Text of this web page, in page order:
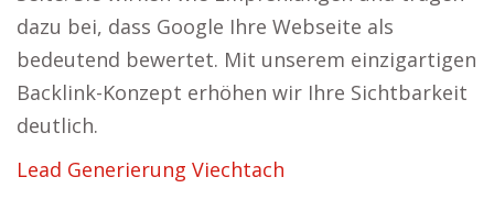
dazu bei, dass Google Ihre Webseite als
bedeutend bewertet. Mit unserem einzigartigen
Backlink-Konzept erhöhen wir Ihre Sichtbarkeit
deutlich.
Lead Generierung Viechtach